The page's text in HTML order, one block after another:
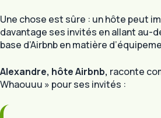
Une chose est sûre : un hôte peut
davantage ses invités en allant au-
base d’Airbnb en matière
Alexandre, hôte Airbnb, raconte
Whaouuu » pour ses invités :